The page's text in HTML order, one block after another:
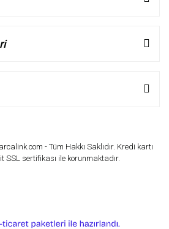
- Tüm Hakkı Saklıdır. Kredi kartı
SSL sertifikası ile korunmaktadır.
e-